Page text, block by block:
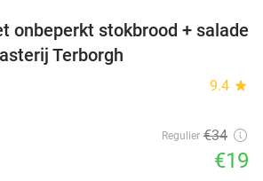
44%
onbeperkt stokbrood + salade
Terborgh
9.4 star
Regulier €34
€19